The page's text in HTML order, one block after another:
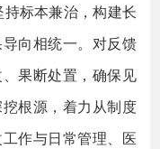
标本兼治，构建长
向相统一。对反馈
果断处置，确保见
根源，着力从制度
作与日常管理、医